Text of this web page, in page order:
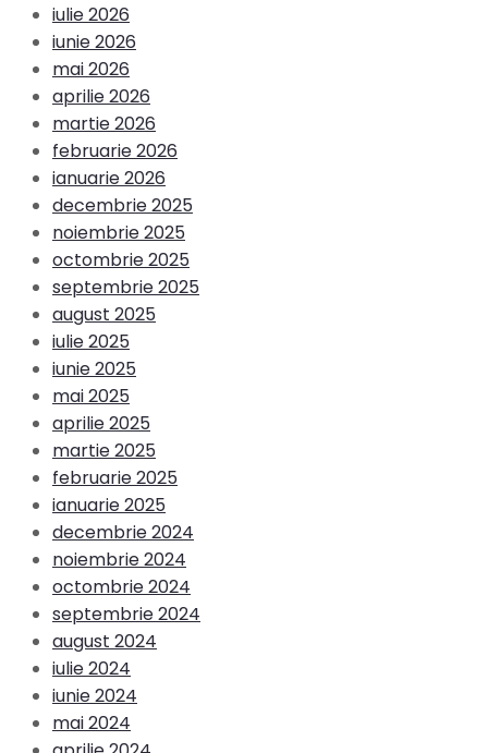
iulie 2026
iunie 2026
mai 2026
aprilie 2026
martie 2026
februarie 2026
ianuarie 2026
decembrie 2025
noiembrie 2025
octombrie 2025
septembrie 2025
august 2025
iulie 2025
iunie 2025
mai 2025
aprilie 2025
martie 2025
februarie 2025
ianuarie 2025
decembrie 2024
noiembrie 2024
octombrie 2024
septembrie 2024
august 2024
iulie 2024
iunie 2024
mai 2024